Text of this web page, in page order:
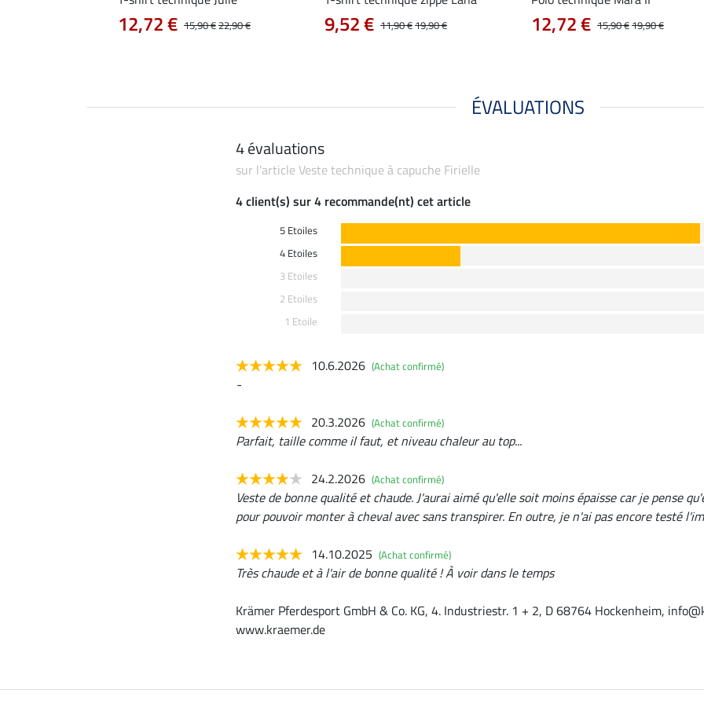
15,90 €22,90 €
12,72 € 11,90 €19,90 €
9,52 € 15,90 €19,90 €
12,72 €
ÉVALUATIONS
4 évaluations
sur l'article Veste technique à capuche Firielle
4 client(s) sur 4 recommande(nt) cet article
5 Etoiles
4 Etoiles
3 Etoiles
2 Etoiles
1 Etoile
10.6.2026 (Achat confirmé)
-
20.3.2026 (Achat confirmé)
Parfait, taille comme il faut, et niveau chaleur au top...
24.2.2026 (Achat confirmé)
Veste de bonne qualité et chaude. J'aurai aimé qu'elle soit moins épaisse car je pense
pour pouvoir monter à cheval avec sans transpirer. En outre, je n'ai pas encore testé
14.10.2025 (Achat confirmé)
Très chaude et à l'air de bonne qualité ! À voir dans le temps
Krämer Pferdesport GmbH & Co. KG, 4. Industriestr. 1 + 2, D 68764 Hockenheim,
www.kraemer.de